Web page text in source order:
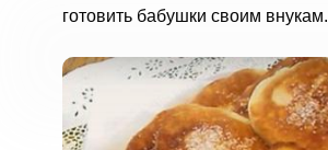
готовить бабушки своим внукам.